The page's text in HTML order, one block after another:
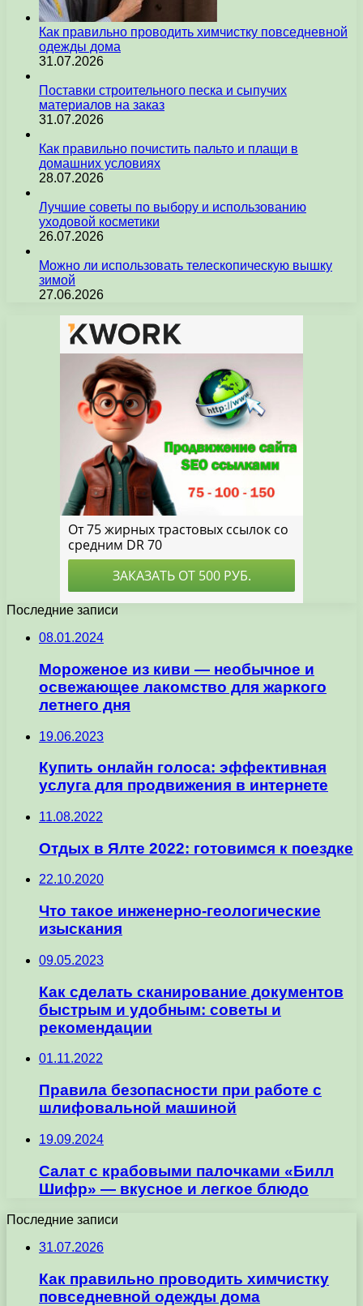
Как правильно проводить химчистку повседневной
одежды дома
31.07.2026
Поставки строительного песка и сыпучих
материалов на заказ
31.07.2026
Как правильно почистить пальто и плащи в
домашних условиях
28.07.2026
Лучшие советы по выбору и использованию
уходовой косметики
26.07.2026
Можно ли использовать телескопическую вышку
зимой
27.06.2026
Последние записи
08.01.2024
Мороженое из киви — необычное и
освежающее лакомство для жаркого
летнего дня
19.06.2023
Купить онлайн голоса: эффективная
услуга для продвижения в интернете
11.08.2022
Отдых в Ялте 2022: готовимся к поездке
22.10.2020
Что такое инженерно-геологические
изыскания
09.05.2023
Как сделать сканирование документов
быстрым и удобным: советы и
рекомендации
01.11.2022
Правила безопасности при работе с
шлифовальной машиной
19.09.2024
Салат с крабовыми палочками «Билл
Шифр» — вкусное и легкое блюдо
Последние записи
31.07.2026
Как правильно проводить химчистку
повседневной одежды дома